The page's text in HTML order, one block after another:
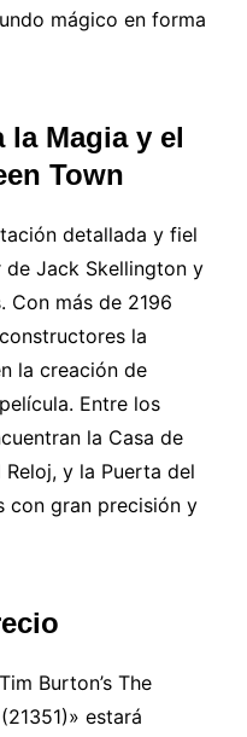
mágico en forma
la Magia y el
Town
detallada y fiel
de Jack Skellington y
Con más de 2196
la
la creación de
Entre los
la Casa de
y la Puerta del
con gran precisión y
Burton’s The
estará